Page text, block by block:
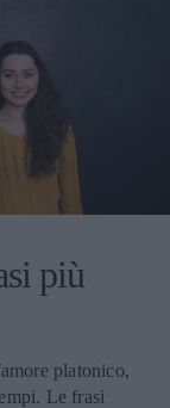
più
platonico,
Le frasi